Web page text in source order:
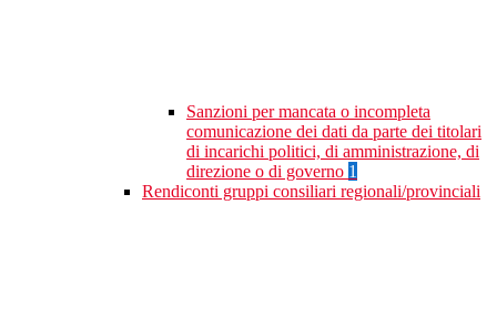
Sanzioni per mancata o incompleta
comunicazione dei dati da parte dei titolari
di incarichi politici, di amministrazione, di
direzione o di governo 1
Rendiconti gruppi consiliari regionali/provinciali